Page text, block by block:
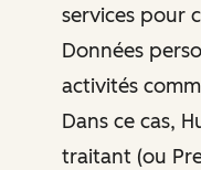
services pour
Données
activités
Dans ce cas,
traitant (ou